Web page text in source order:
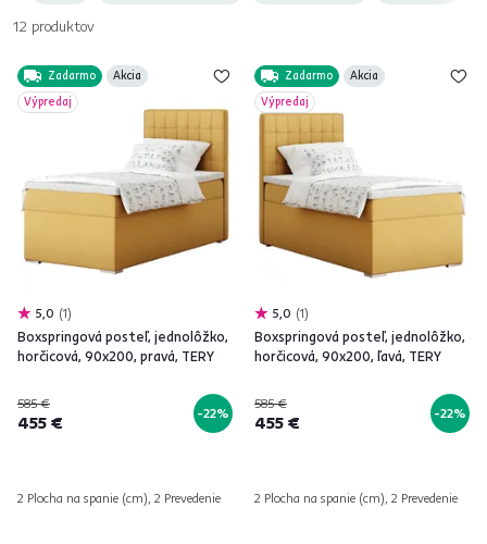
12 produktov
Zadarmo
Akcia
Výpredaj
5,0 1
Boxspringová posteľ, jednolôžko,
horčicová, 90x200, pravá, TERY
585 €
455 € -22%
2 Plocha na spanie (cm), 2 Prevedenie
Zadarmo
Akcia
Výpredaj
5,0 1
Boxspringová posteľ, jednolôžko,
horčicová, 90x200, ľavá, TERY
585 €
455 € -22%
2 Plocha na spanie (cm), 2 Prevedenie